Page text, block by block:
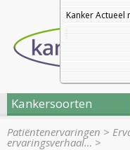
Kanker
Kankersoorten
Patiëntenervaringen >
ervaringsverhaal… >